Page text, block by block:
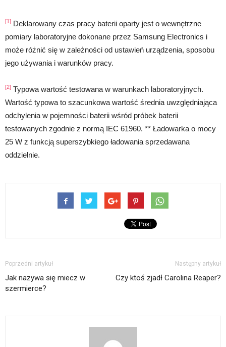
[1] Deklarowany czas pracy baterii oparty jest o wewnętrzne
pomiary laboratoryjne dokonane przez Samsung Electronics i
może różnić się w zależności od ustawień urządzenia, sposobu
jego używania i warunków pracy.
[2] Typowa wartość testowana w warunkach laboratoryjnych.
Wartość typowa to szacunkowa wartość średnia uwzględniająca
odchylenia w pojemności baterii wśród próbek baterii
testowanych zgodnie z normą IEC 61960. ** Ładowarka o mocy
25 W z funkcją superszybkiego ładowania sprzedawana
oddzielnie.
Poprzedni artykuł
Jak nazywa się miecz w
szermierce?
Następny artykuł
Czy ktoś zjadł Carolina Reaper?